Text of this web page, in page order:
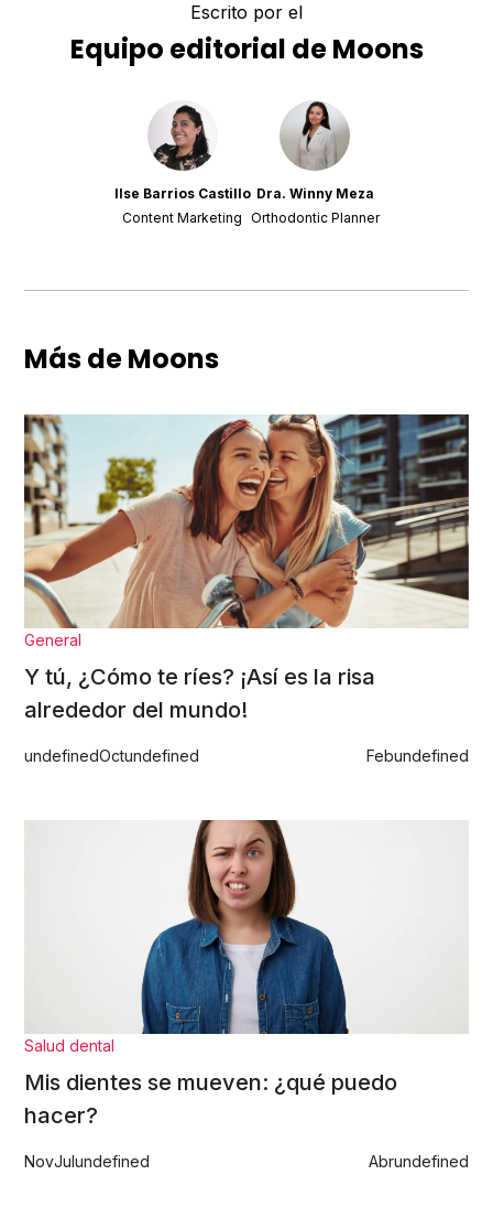
Escrito por el
Equipo editorial de Moons
Ilse Barrios Castillo
Content Marketing
Dra. Winny Meza
Orthodontic Planner
Más de Moons
General
Y tú, ¿Cómo te ríes? ¡Así es la risa
alrededor del mundo!
undefinedOctundefined Febundefined
Salud dental
Mis dientes se mueven: ¿qué puedo
hacer?
NovJulundefined Abrundefined